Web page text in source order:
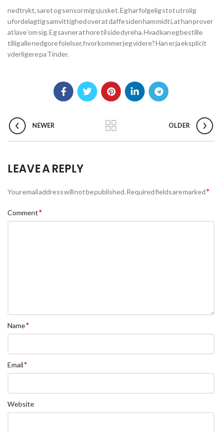
nedtrykt, saret og sensor mig sjusket. Eg har folgelig stot utrolig
ufordelagtig samvittighed over at daffe siden ham midt i, at han prover
at lave ‘om sig. Eg savner at hore til side dyreha. Hvad kan eg bestille
tillig alle nedgore folelser, hvor kommer jeg videre? Han er ja eksplicit
yderligere pa Tinder.
NEWER OLDER
LEAVE A REPLY
Your email address will not be published.Required fields are marked*
Comment*
Name*
Email*
Website